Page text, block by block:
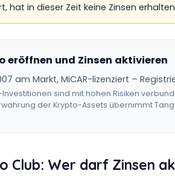
hat in dieser Zeit keine Zinsen
eröffnen und Zinsen aktivieren
am Markt, MiCAR-lizenziert –
sind mit hohen Risiken
der Krypto-Assets übernimmt
Club: Wer darf Zinsen